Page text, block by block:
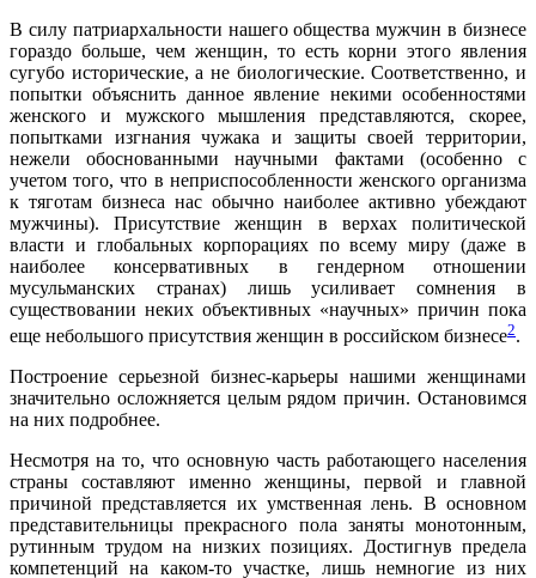
В силу патриархальности нашего общества мужчин в бизнесе
гораздо больше, чем женщин, то есть корни этого явления
сугубо исторические, а не биологические. Соответственно, и
попытки объяснить данное явление некими особенностями
женского и мужского мышления представляются, скорее,
попытками изгнания чужака и защиты своей территории,
нежели обоснованными научными фактами (особенно с
учетом того, что в неприспособленности женского организма
к тяготам бизнеса нас обычно наиболее активно убеждают
мужчины). Присутствие женщин в верхах политической
власти и глобальных корпорациях по всему миру (даже в
наиболее консервативных в гендерном отношении
мусульманских странах) лишь усиливает сомнения в
существовании неких объективных «научных» причин пока
еще небольшого присутствия женщин в российском бизнесе2.
Построение серьезной бизнес-карьеры нашими женщинами
значительно осложняется целым рядом причин. Остановимся
на них подробнее.
Несмотря на то, что основную часть работающего населения
страны составляют именно женщины, первой и главной
причиной представляется их умственная лень. В основном
представительницы прекрасного пола заняты монотонным,
рутинным трудом на низких позициях. Достигнув предела
компетенций на каком-то участке, лишь немногие из них